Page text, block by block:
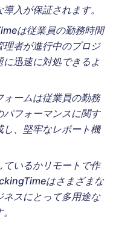
入が保証されます。
は従業員の勤務時間
者が進行中のプロジ
迅速に対処できるよ
ームは従業員の勤務
フォーマンスに関す
、堅牢なレポート機
いるかリモートで作
はさまざまな
スにとって多用途な